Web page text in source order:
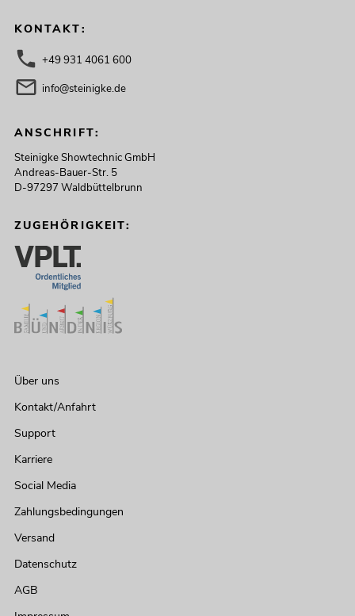
OMNITRONIC CPZ-120P ELA-
Mischverstärker
249,00
Mischverstärker
KONTAKT:
+49 931 4061 600
info@steinigke.de
ANSCHRIFT:
Steinigke Showtechnic GmbH
Andreas-Bauer-Str. 5
D-97297 Waldbüttelbrunn
ZUGEHÖRIGKEIT:
Über uns
Kontakt/Anfahrt
Support
Karriere
Social Media
Zahlungsbedingungen
Versand
Datenschutz
AGB